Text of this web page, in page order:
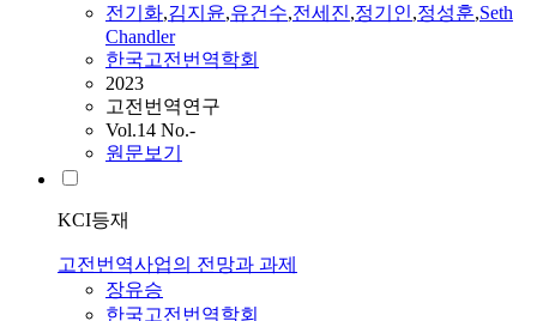
전기화,김지윤,유건수,전세진,정기인,정성훈,Seth
Chandler
한국고전번역학회
2023
고전번역연구
Vol.14 No.-
원문보기
KCI등재
고전번역사업의 전망과 과제
장유승
한국고전번역학회